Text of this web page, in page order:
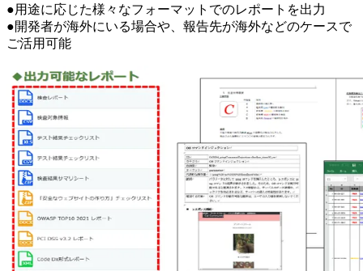
●用途に応じた様々なフォーマットでのレポートを出力
●開発者が海外にいる場合や、報告先が海外などのケースで
ご活用可能